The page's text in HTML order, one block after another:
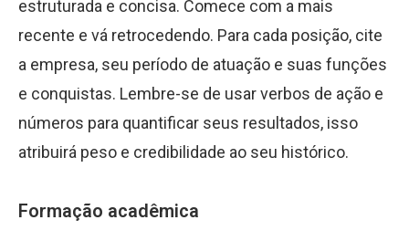
estruturada e concisa. Comece com a mais
recente e vá retrocedendo. Para cada posição, cite
a empresa, seu período de atuação e suas funções
e conquistas. Lembre-se de usar verbos de ação e
números para quantificar seus resultados, isso
atribuirá peso e credibilidade ao seu histórico.
Formação acadêmica